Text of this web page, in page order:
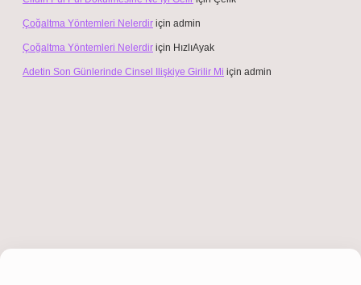
Çoğaltma Yöntemleri Nelerdir için admin
Çoğaltma Yöntemleri Nelerdir için HızlıAyak
Adetin Son Günlerinde Cinsel Ilişkiye Girilir Mi için admin